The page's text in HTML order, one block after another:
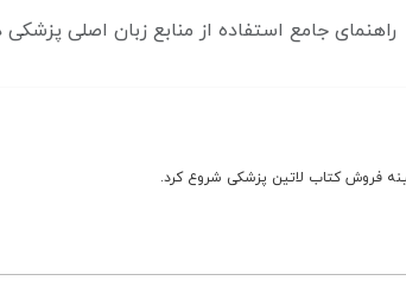
راهنمای جامع استفاده از منابع زبان اصلی پزشکی